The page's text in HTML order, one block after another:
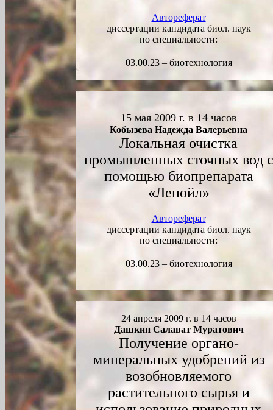
Автореферат
диссертации кандидата биол. наук
по специальности:
03.00.23 – биотехнология
15 мая 2009 г. в 14 часов
Кобызева Надежда Валерьевна
Локальная очистка
промышленных сточных вод с
помощью биопрепарата
«Ленойл»
Автореферат
диссертации кандидата биол. наук
по специальности:
03.00.23 – биотехнология
24 апреля 2009 г. в 14 часов
Дашкин Салават Муратович
Получение органо-
минеральных удобрений из
возобновляемого
растительного сырья и